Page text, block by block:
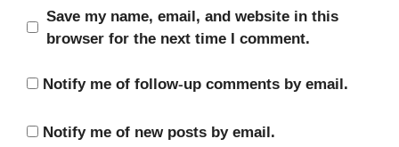
Save my name, email, and website in this
browser for the next time I comment.
Notify me of follow-up comments by email.
Notify me of new posts by email.